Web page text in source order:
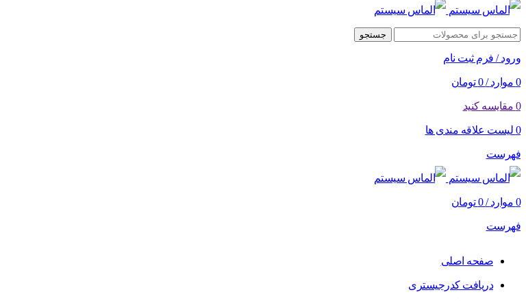
جستجو
ورود / فرم ثبت نام
0 موارد /
0 تومان
0 مقایسه کنید
0 لیست علاقه مندی ها
فهرست
0 موارد /
0 تومان
فهرست
صفحه اصلی
دریافت کدرجیستری